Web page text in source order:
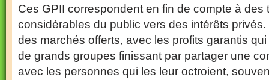
Ces GPII correspondent en fin de compte à des
considérables du public vers des intérêts
des marchés offerts, avec les profits garantis
de grands groupes finissant par partager une
avec les personnes qui les leur octroient,